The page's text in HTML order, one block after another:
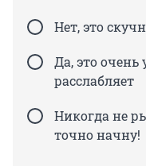
Нет, это
Да, это очень
расслабляет
Никогда не
точно начну!